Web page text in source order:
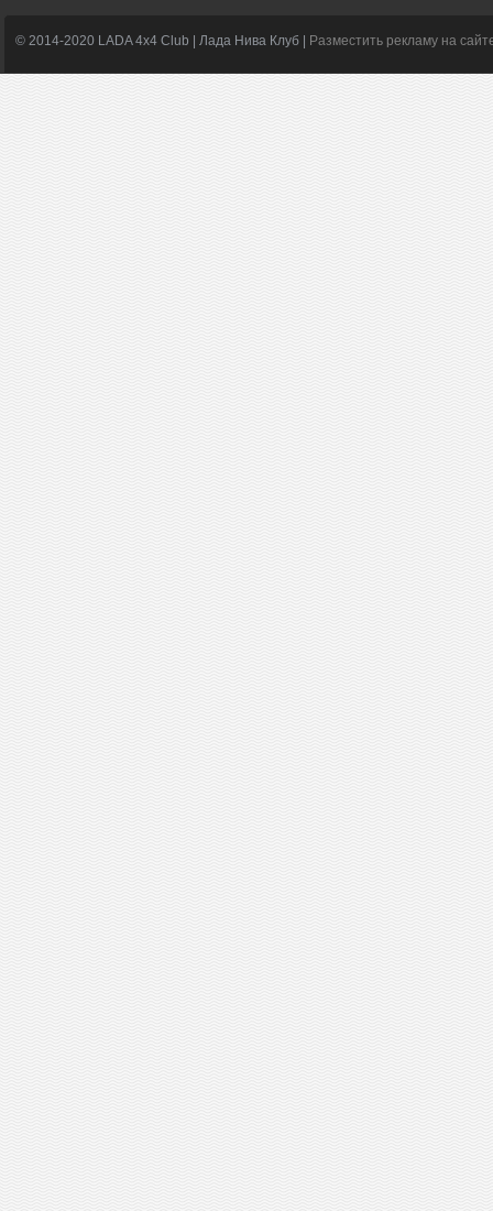
© 2014-2020 LADA 4x4 Club | Лада Нива Клуб | Разместить рекламу на